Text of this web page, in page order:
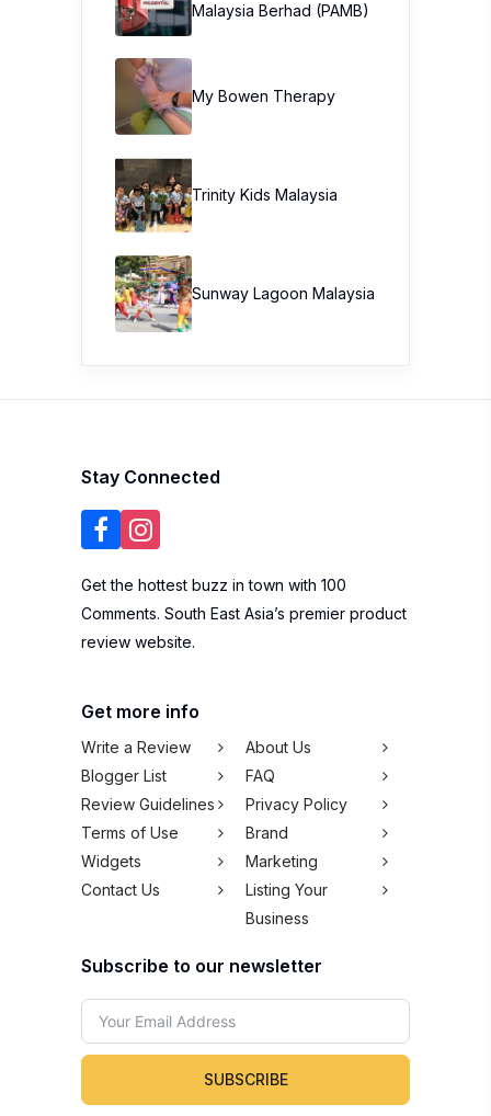
Malaysia Berhad (PAMB)
My Bowen Therapy
Trinity Kids Malaysia ​
Sunway Lagoon Malaysia
Stay Connected
Get the hottest buzz in town with 100
Comments. South East Asia’s premier product
review website.
Get more info
Write a Review
About Us
Blogger List
FAQ
Review Guidelines
Privacy Policy
Terms of Use
Brand
Widgets
Marketing
Contact Us
Listing Your
Business
Subscribe to our newsletter
SUBSCRIBE